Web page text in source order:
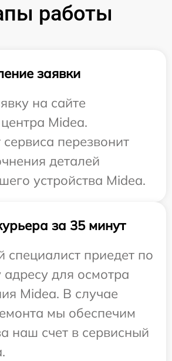
работы
заявки
на сайте
Midea.
перезвонит
деталей
устройства Midea.
за 35 минут
специалист приедет по
для осмотра
Midea. В случае
мы обеспечим
наш счет в сервисный